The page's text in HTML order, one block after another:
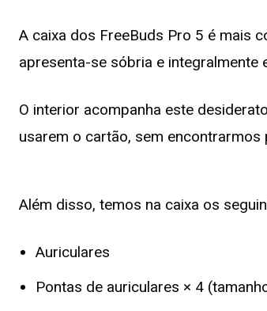
A caixa dos FreeBuds Pro 5 é mais
apresenta-se sóbria e
O interior acompanha este
usarem o cartão, sem encontrarmos
Além disso, temos na caixa os
Auriculares
Pontas de auriculares × 4